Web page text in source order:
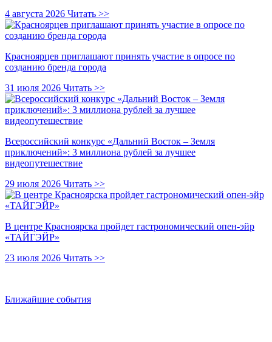
4 августа 2026 Читать >>
Красноярцев приглашают принять участие в опросе по
созданию бренда города
31 июля 2026 Читать >>
Всероссийский конкурс «Дальний Восток – Земля
приключений»: 3 миллиона рублей за лучшее
видеопутешествие
29 июля 2026 Читать >>
В центре Красноярска пройдет гастрономический опен-эйр
«ТАЙГЭЙР»
23 июля 2026 Читать >>
Ближайшие события